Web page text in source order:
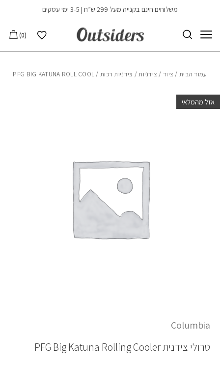
Skip to Contentמשלוחים חינם בקנייה מעל 299 ש”ח | 3-5 ימי עסקים
הרשימה שלי
0
עמוד הבית / ציוד/ צידניות/ צידניות רכות/ PFG BIG KATUNA ROLL COOL
Columbia
טרולי צידניתPFG Big Katuna Rolling Cooler
אזל מהמלאי